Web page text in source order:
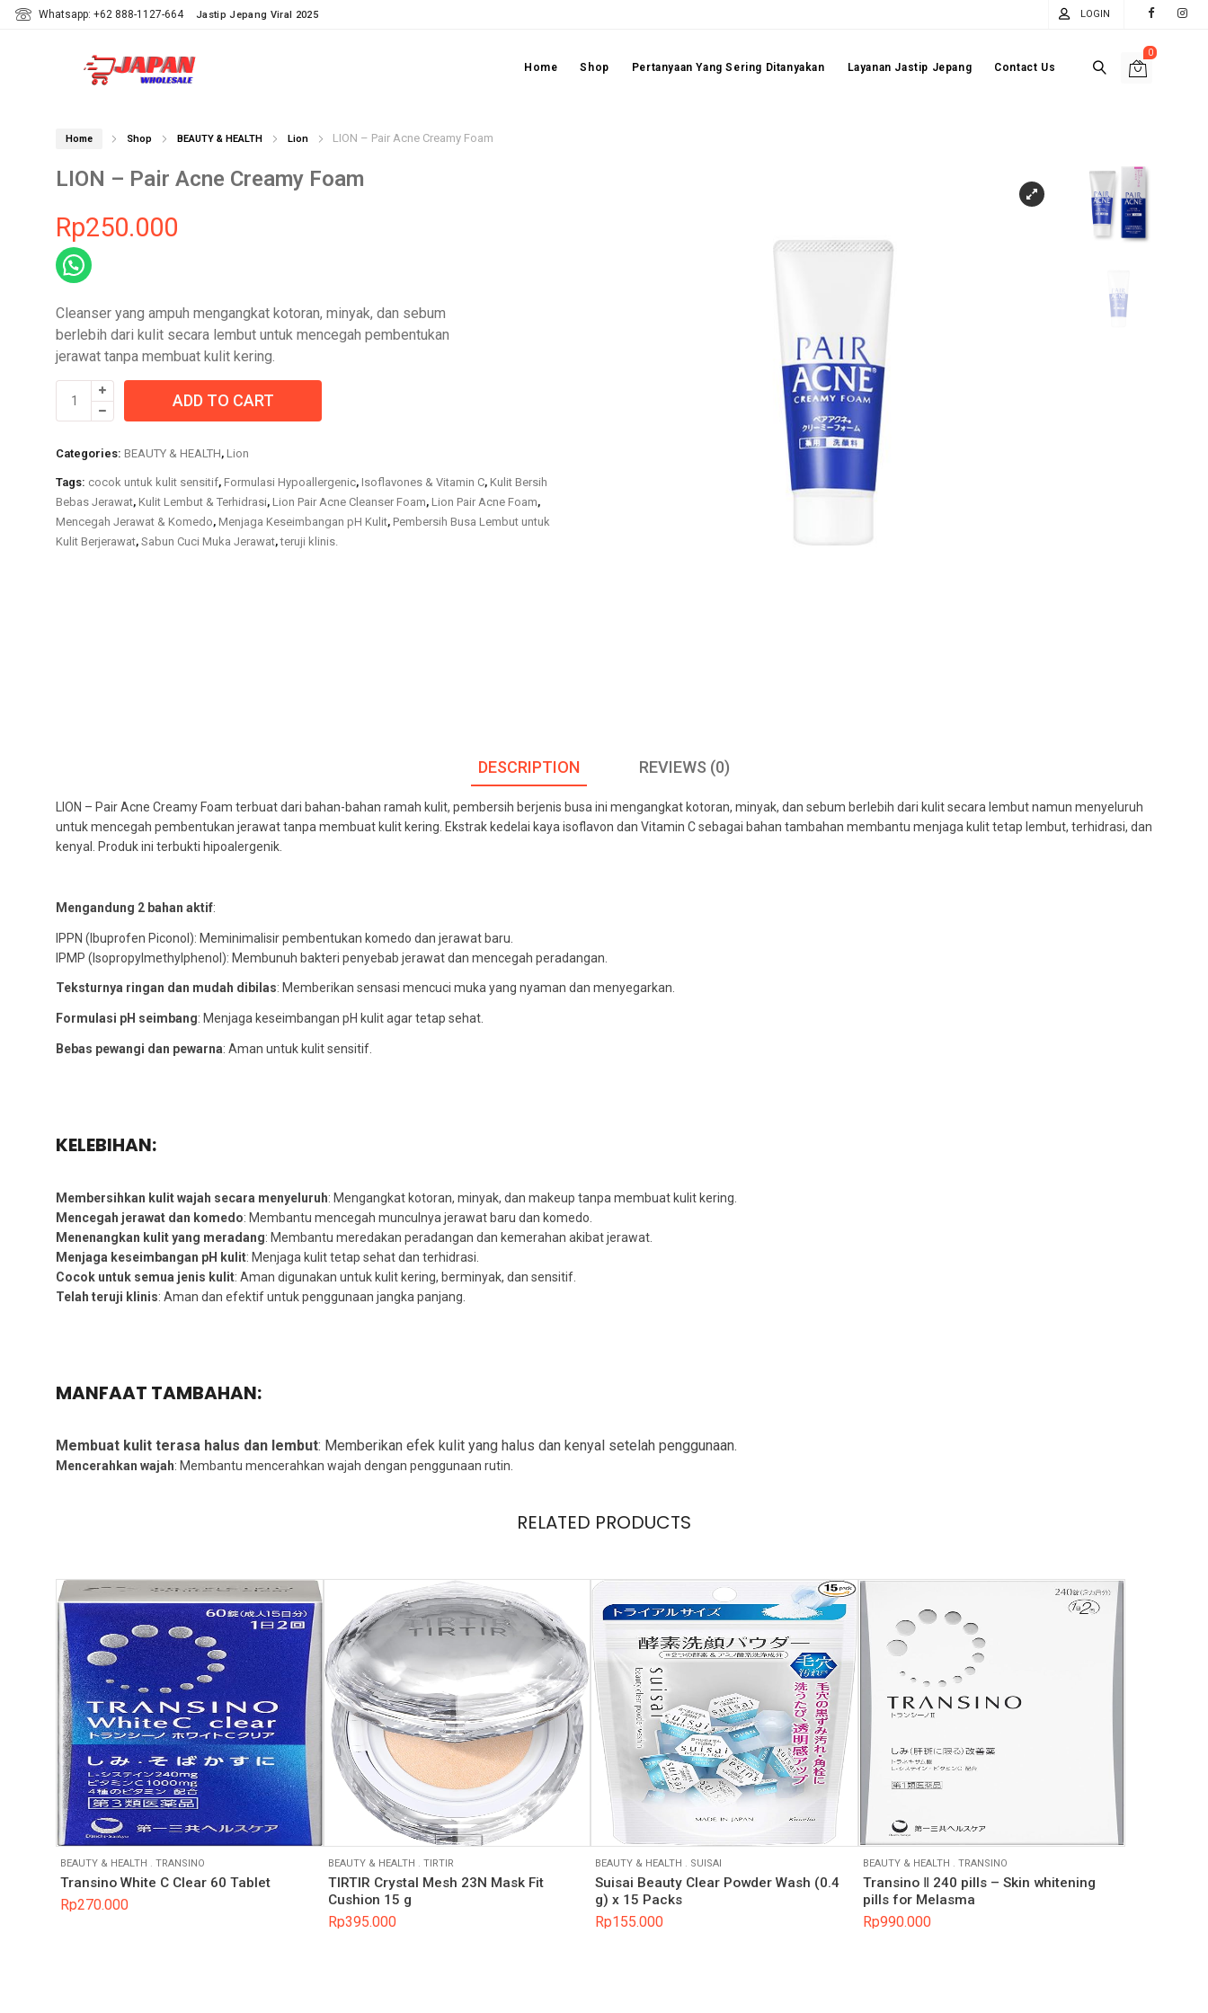
Whatsapp: +62 888-1127-664 Jastip Jepang Viral 2025 LOGIN
0
Home Shop Pertanyaan Yang Sering Ditanyakan Layanan Jastip Jepang Contact Us
Home Shop BEAUTY & HEALTH Lion LION – Pair Acne Creamy Foam
LION – Pair Acne Creamy Foam
Rp250.000
Cleanser yang ampuh mengangkat kotoran, minyak, dan sebum
berlebih dari kulit secara lembut untuk mencegah pembentukan
jerawat tanpa membuat kulit kering.
Acne
Foam
quantity
ADD TO CART
Categories: BEAUTY & HEALTH, Lion
Tags: cocok untuk kulit sensitif, Formulasi Hypoallergenic, Isoflavones & Vitamin C, Kulit Bersih
Bebas Jerawat, Kulit Lembut & Terhidrasi, Lion Pair Acne Cleanser Foam, Lion Pair Acne Foam,
Mencegah Jerawat & Komedo, Menjaga Keseimbangan pH Kulit, Pembersih Busa Lembut untuk
Kulit Berjerawat, Sabun Cuci Muka Jerawat,teruji klinis.
DESCRIPTION REVIEWS (0)
LION – Pair Acne Creamy Foam terbuat dari bahan-bahan ramah kulit, pembersih berjenis busa ini mengangkat kotoran, minyak, dan sebum berlebih dari kulit secara lembut namun menyeluruh
untuk mencegah pembentukan jerawat tanpa membuat kulit kering. Ekstrak kedelai kaya isoflavon dan Vitamin C sebagai bahan tambahan membantu menjaga kulit tetap lembut, terhidrasi, dan
kenyal. Produk ini terbukti hipoalergenik.
Mengandung 2 bahan aktif:
IPPN (Ibuprofen Piconol): Meminimalisir pembentukan komedo dan jerawat baru.
IPMP (Isopropylmethylphenol): Membunuh bakteri penyebab jerawat dan mencegah peradangan.
Teksturnya ringan dan mudah dibilas: Memberikan sensasi mencuci muka yang nyaman dan menyegarkan.
Formulasi pH seimbang: Menjaga keseimbangan pH kulit agar tetap sehat.
Bebas pewangi dan pewarna: Aman untuk kulit sensitif.
KELEBIHAN:
Membersihkan kulit wajah secara menyeluruh: Mengangkat kotoran, minyak, dan makeup tanpa membuat kulit kering.
Mencegah jerawat dan komedo: Membantu mencegah munculnya jerawat baru dan komedo.
Menenangkan kulit yang meradang: Membantu meredakan peradangan dan kemerahan akibat jerawat.
Menjaga keseimbangan pH kulit: Menjaga kulit tetap sehat dan terhidrasi.
Cocok untuk semua jenis kulit: Aman digunakan untuk kulit kering, berminyak, dan sensitif.
Telah teruji klinis: Aman dan efektif untuk penggunaan jangka panjang.
MANFAAT TAMBAHAN:
Membuat kulit terasa halus dan lembut: Memberikan efek kulit yang halus dan kenyal setelah penggunaan.
Mencerahkan wajah: Membantu mencerahkan wajah dengan penggunaan rutin.
RELATED PRODUCTS
BEAUTY & HEALTH TRANSINO
Transino White C Clear 60 Tablet
Rp270.000
BEAUTY & HEALTH TIRTIR
TIRTIR Crystal Mesh 23N Mask Fit
Cushion 15 g
Rp395.000
BEAUTY & HEALTH SUISAI
Suisai Beauty Clear Powder Wash (0.4
g) x 15 Packs
Rp155.000
BEAUTY & HEALTH TRANSINO
Transino Ⅱ 240 pills – Skin whitening
pills for Melasma
Rp990.000